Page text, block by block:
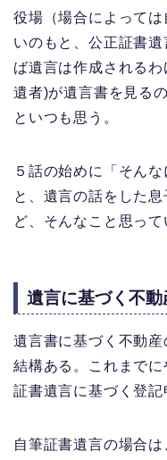
役場（場合によって
いのもと、公正証書
ば遺言は作成される
遺者)が遺言書を見る
といつも思う。
５話の始めに「そん
と、遺言の話をした
ど、そんなこと思って
遺言に基づく不
遺言書に基づく不動
結構ある。これまで
証書遺言に基づく登記
自筆証書遺言の場合